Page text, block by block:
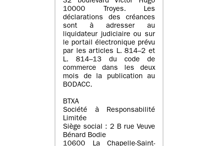
10000 Troyes. Les
déclarations des créances
sont à adresser au
liquidateur judiciaire ou sur
le portail électronique prévu
par les articles L. 814–2 et
L. 814–13 du code de
commerce dans les deux
mois de la publication au
BODACC.
BTXA
Société à Responsabilité
Limitée
Siège social : 2 B rue Veuve
Bénard Bodie
10600 La Chapelle-Saint-